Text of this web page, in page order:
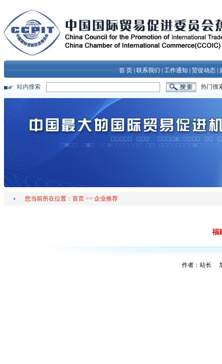
首 页 联系我们 工作通知 贸促动态
站内搜索 热门搜
您当前所在位置： 首页>> 企业推荐
福
作者：站长